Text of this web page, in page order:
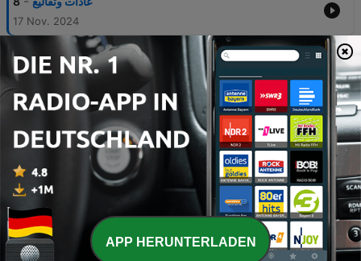
17 Nov. 2024
7 - علي جنب يسطا
26 Okt. 2024
6 - فول بالصيف الحار
هنعوض فالفاينل
07 Jun. 2024
4 - ليك في الفيك
30 Mai 2024
APP HERUNTERLADEN